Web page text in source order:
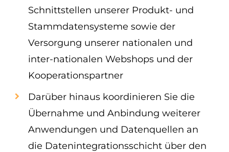
Schnittstellen unserer Produkt- und
Stammdatensysteme sowie der
Versorgung unserer nationalen und
inter-nationalen Webshops und der
Kooperationspartner
Darüber hinaus koordinieren Sie die
Übernahme und Anbindung weiterer
Anwendungen und Datenquellen an
die Datenintegrationsschicht über den